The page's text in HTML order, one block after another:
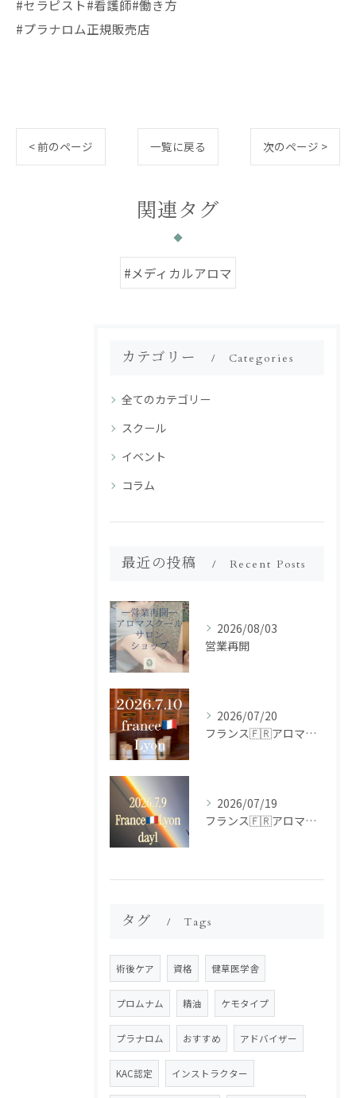
#セラピスト#看護師#働き方
#プラナロム正規販売店
< 前のページ 一覧に戻る 次のページ >
関連タグ
#メディカルアロマ
カテゴリー Categories
全てのカテゴリー
スクール
イベント
コラム
最近の投稿 Recent Posts
2026/08/03
営業再開
2026/07/20
フランス🇫🇷アロマ研修ツアー𝗱𝗮𝘆𝟮
2026/07/19
フランス🇫🇷アロマ研修ツアー𝗱𝗮𝘆𝟭
タグ Tags
術後ケア 資格 健草医学舎
プロムナム 精油 ケモタイプ
プラナロム おすすめ アドバイザー
KAC認定 インストラクター